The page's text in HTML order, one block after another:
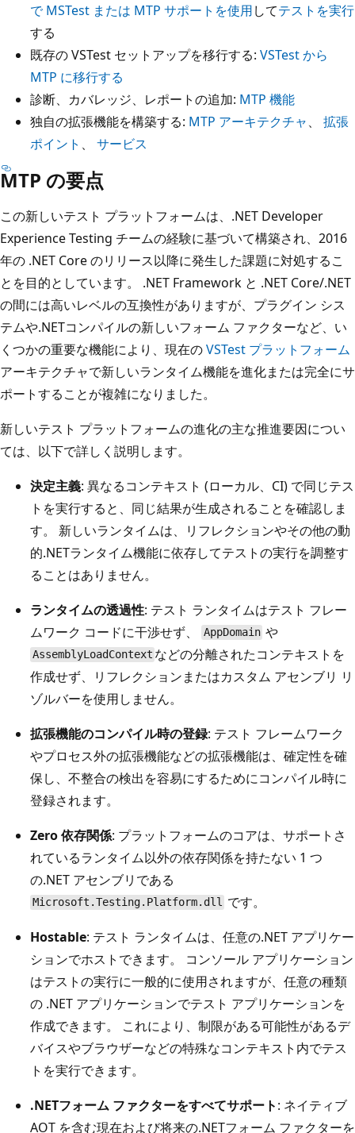
で MSTest または MTP サポートを使用してテストを実行
する
既存の VSTest セットアップを移行する: VSTest から
MTP に移行する
診断、カバレッジ、レポートの追加: MTP 機能
独自の拡張機能を構築する: MTP アーキテクチャ、 拡張
ポイント 、 サービス
MTP の要点
この新しいテスト プラットフォームは、.NET Developer
Experience Testing チームの経験に基づいて構築され、2016
年の .NET Core のリリース以降に発生した課題に対処するこ
とを目的としています。 .NET Framework と .NET Core/.NET
の間には高いレベルの互換性がありますが、プラグイン シス
テムや.NETコンパイルの新しいフォーム ファクターなど、い
くつかの重要な機能により、現在のVSTest プラットフォーム
アーキテクチャで新しいランタイム機能を進化または完全にサ
ポートすることが複雑になりました。
新しいテスト プラットフォームの進化の主な推進要因につい
ては、以下で詳しく説明します。
決定主義: 異なるコンテキスト (ローカル、CI) で同じテス
トを実行すると、同じ結果が生成されることを確認しま
す。 新しいランタイムは、リフレクションやその他の動
的.NETランタイム機能に依存してテストの実行を調整す
ることはありません。
ランタイムの透過性: テスト ランタイムはテスト フレー
ムワーク コードに干渉せず、
AppDomain や
AssemblyLoadContext などの分離されたコンテキストを
作成せず、リフレクションまたはカスタム アセンブリ リ
ゾルバーを使用しません。
拡張機能のコンパイル時の登録: テスト フレームワーク
やプロセス外の拡張機能などの拡張機能は、確定性を確
保し、不整合の検出を容易にするためにコンパイル時に
登録されます。
Zero 依存関係: プラットフォームのコアは、サポートさ
れているランタイム以外の依存関係を持たない 1 つ
の.NET アセンブリである
Microsoft.Testing.Platform.dll です。
Hostable: テスト ランタイムは、任意の.NET アプリケー
ションでホストできます。 コンソール アプリケーション
はテストの実行に一般的に使用されますが、任意の種類
の .NET アプリケーションでテスト アプリケーションを
作成できます。 これにより、制限がある可能性があるデ
バイスやブラウザーなどの特殊なコンテキスト内でテス
トを実行できます。
.NETフォーム ファクターをすべてサポート: ネイティブ
AOT を含む現在および将来の.NETフォーム ファクターを